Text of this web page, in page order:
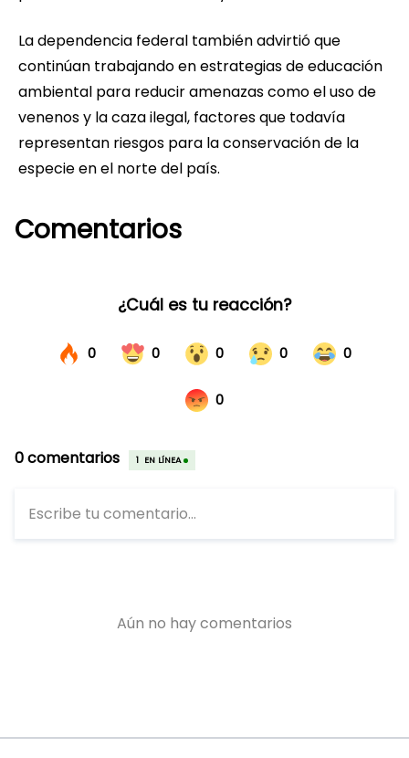
La dependencia federal también advirtió que
continúan trabajando en estrategias de educación
ambiental para reducir amenazas como el uso de
venenos y la caza ilegal, factores que todavía
representan riesgos para la conservación de la
especie en el norte del país.
Comentarios